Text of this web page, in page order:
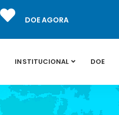
DOE AGORA
INSTITUCIONAL DOE